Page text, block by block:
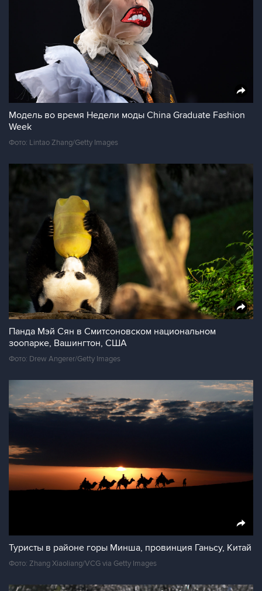
Модель во время Недели моды China Graduate Fashion
Week
Фото: Lintao Zhang/Getty Images
Панда Мэй Сян в Смитсоновском национальном
зоопарке, Вашингтон, США
Фото: Drew Angerer/Getty Images
Туристы в районе горы Минша, провинция Ганьсу, Китай
Фото: Zhang Xiaoliang/VCG via Getty Images